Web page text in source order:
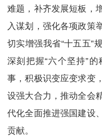
难题，补齐发展短板，
入谋划，强化各项政策
切实增强我省“十五五”
深刻把握“六个坚持”
事，积极识变应变求变
设强大合力，推动全会
代化全面推进强国建设
贡献。